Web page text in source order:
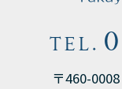
TEL.
〒460-